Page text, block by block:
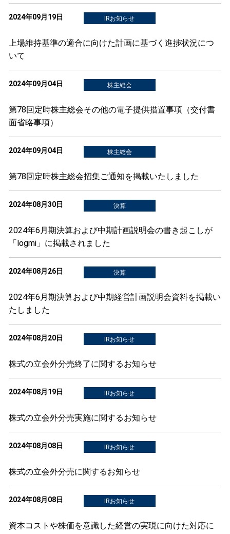
2024年09月19日 IRお知らせ
上場維持基準の適合に向けた計画に基づく進捗状況につ
いて
2024年09月04日 株主総会
第78回定時株主総会その他の電子提供措置事項（交付書
面省略事項）
2024年09月04日 株主総会
第78回定時株主総会招集ご通知を掲載いたしました
2024年08月30日 決算
2024年6月期決算および中期計画説明会の書き起こしが
「logmi」に掲載されました
2024年08月26日 決算
2024年6月期決算および中期経営計画説明会資料を掲載い
たしました
2024年08月20日 IRお知らせ
株式の立会外分売終了に関するお知らせ
2024年08月19日 IRお知らせ
株式の立会外分売実施に関するお知らせ
2024年08月08日 IRお知らせ
株式の立会外分売に関するお知らせ
2024年08月08日 IRお知らせ
資本コストや株価を意識した経営の実現に向けた対応に